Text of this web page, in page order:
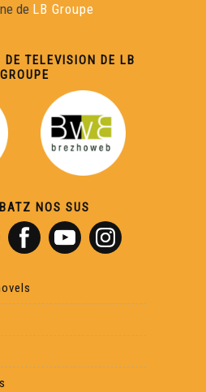
d'Astahòrt de 2025 - Eveniments
- Eveniments
Paisana - Eveniments
Eveniments
- Eveniments
de LB Groupe
TELEVISION DE LB
GROUPE
NOS SUS